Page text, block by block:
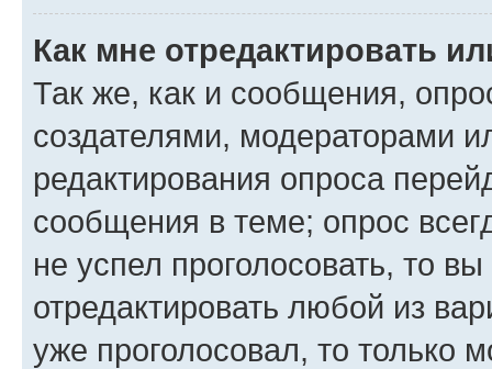
Как мне отредактировать
Так же, как и сообщения,
создателями, модераторами
редактирования опроса
сообщения в теме; опрос
не успел проголосовать, то
отредактировать любой из
уже проголосовал, то только